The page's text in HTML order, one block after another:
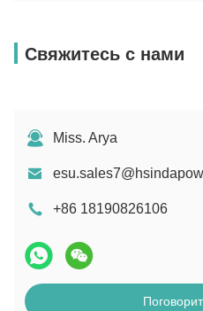
Свяжитесь с нами
Miss. Arya
+86 18190826106